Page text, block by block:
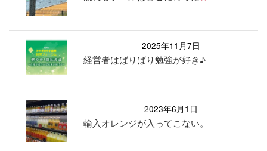
2025年11月7日
経営者はばりばり勉強が好き♪
2023年6月1日
輸入オレンジが入ってこない。